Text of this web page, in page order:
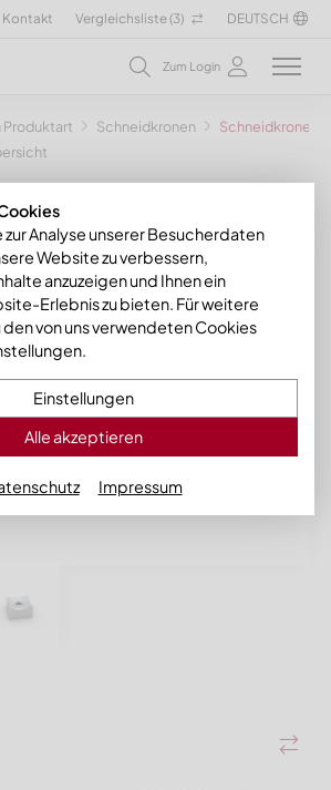
Kontakt Vergleichsliste (3) DEUTSCH
Zum Login
Produktart Schneidkronen
Schneidkrone
zur Analyse unserer Besucherdaten
Website zu verbessern,
anzuzeigen und Ihnen ein
Erlebnis zu bieten. Für weitere
von uns verwendeten Cookies
Einstellungen
Alle akzeptieren
Impressum